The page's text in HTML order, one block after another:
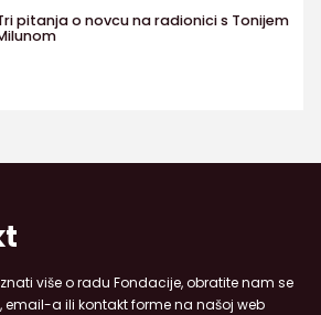
pitanja o novcu na radionici s Tonijem
više o radu Fondacije, obratite nam se
email-a ili kontakt forme na našoj web